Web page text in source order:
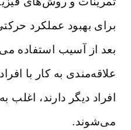
برای بهبود عملکرد
بعد از آسیب استفاده
علاقه‌مندی به کار با
افراد دیگر دارند، اغلب
می‌شوند.